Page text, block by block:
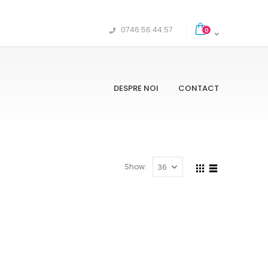
0746.56.44.57 0
DESPRE NOI CONTACT
Show: